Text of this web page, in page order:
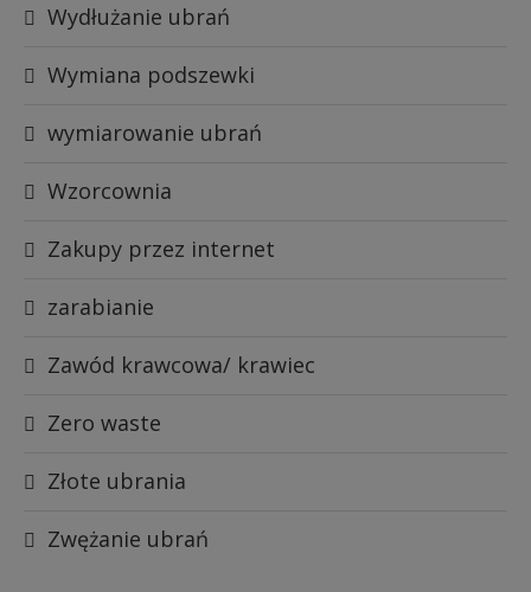
Wydłużanie ubrań
Wymiana podszewki
wymiarowanie ubrań
Wzorcownia
Zakupy przez internet
zarabianie
Zawód krawcowa/ krawiec
Zero waste
Złote ubrania
Zwężanie ubrań